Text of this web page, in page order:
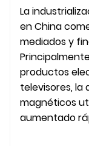
La
en China
mediados y
productos
televisores, la
magnéticos
aumentado